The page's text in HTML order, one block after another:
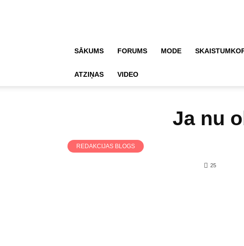
SĀKUMS FORUMS MODE
ATZIŅAS VIDEO
Ja nu
REDAKCIJAS BLOGS
25